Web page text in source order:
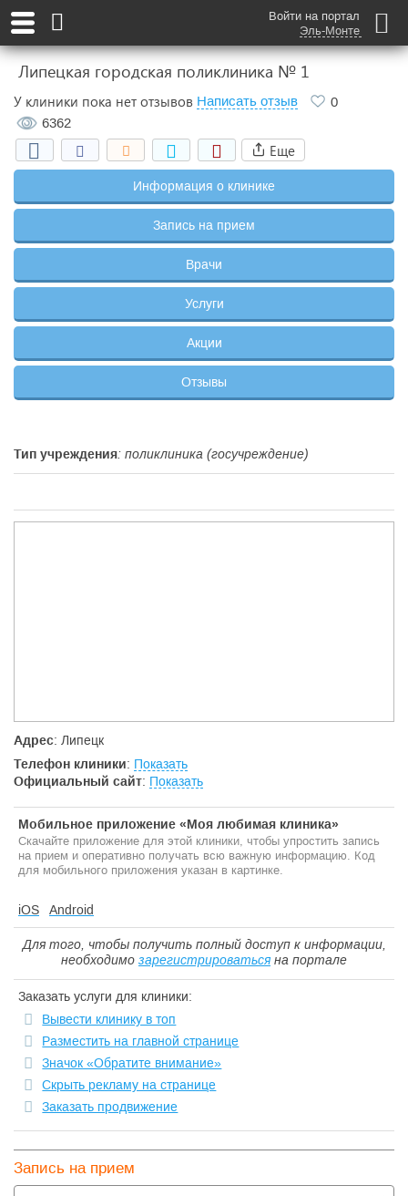
Войти на портал
Эль-Монте
Липецкая городская поликлиника № 1
У клиники пока нет отзывов Написать отзыв
0
6362
Еще
Информация о клинике
Запись на прием
Врачи
Услуги
Акции
Отзывы
Тип учреждения: поликлиника (госучреждение)
Адрес: Липецк
Телефон клиники: Показать
Официальный сайт: Показать
Мобильное приложение «Моя любимая клиника»
Скачайте приложение для этой клиники, чтобы упростить запись
на прием и оперативно получать всю важную информацию. Код
для мобильного приложения указан в картинке.
iOS Android
Для того, чтобы получить полный доступ к информации,
необходимо зарегистрироватьсяна портале
Заказать услуги для клиники:
Вывести клинику в топ
Разместить на главной странице
Значок «Обратите внимание»
Скрыть рекламу на странице
Заказать продвижение
Запись на прием